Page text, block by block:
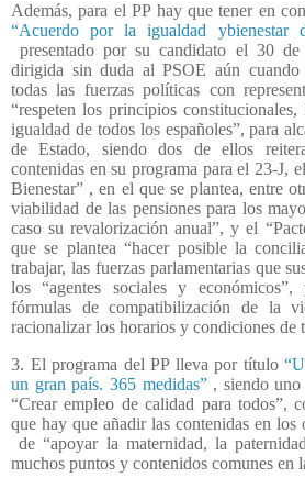
Además, para el PP hay que tener en
“Acuerdo por la igualdad ybienestar
presentado por su candidato el 30 de
dirigida sin duda al PSOE aún cuando
todas las fuerzas políticas con
“respeten los principios
igualdad de todos los españoles”, para
de Estado, siendo dos de ellos
contenidas en su programa para el 23-J,
Bienestar” , en el que se plantea, entre
viabilidad de las pensiones para los
caso su revalorización anual”, y el
que se plantea “hacer posible la
trabajar, las fuerzas parlamentarias que
los “agentes sociales y económicos”,
fórmulas de compatibilización de la
racionalizar los horarios y condiciones de
3. El programa del PP lleva por título
un gran país. 365 medidas” , siendo
“Crear empleo de calidad para todos”,
que hay que añadir las contenidas en
de “apoyar la maternidad, la
muchos puntos y contenidos comunes en